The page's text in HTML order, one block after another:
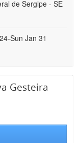
de Sergipe - SE
Sun Jan 31
Gesteira